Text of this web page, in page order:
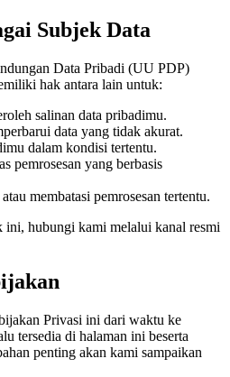
Subjek Data
Data Pribadi (UU PDP)
hak antara lain untuk:
salinan data pribadimu.
data yang tidak akurat.
dalam kondisi tertentu.
pemrosesan yang berbasis
membatasi pemrosesan tertentu.
ini, hubungi kami melalui kanal resmi
Privasi ini dari waktu ke
tersedia di halaman ini beserta
penting akan kami sampaikan